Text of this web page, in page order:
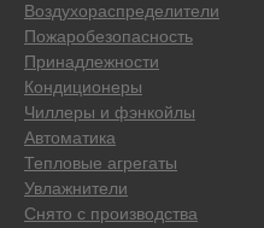
Воздухораспределители
Пожаробезопасность
Принадлежности
Кондиционеры
Чиллеры и фэнкойлы
Автоматика
Тепловые агрегаты
Увлажнители
Снято с производства